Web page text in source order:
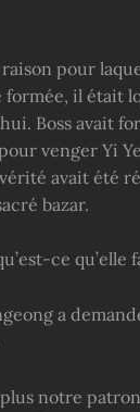
pour
formée, il était
Boss avait
venger Yi
avait été
bazar.
ce qu’elle
a
plus notre